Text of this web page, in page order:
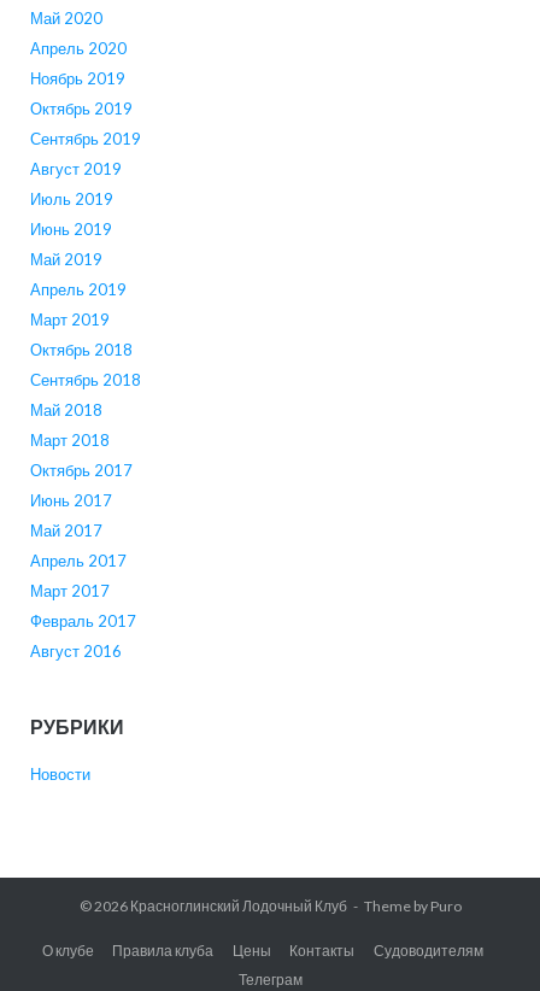
Май 2020
Апрель 2020
Ноябрь 2019
Октябрь 2019
Сентябрь 2019
Август 2019
Июль 2019
Июнь 2019
Май 2019
Апрель 2019
Март 2019
Октябрь 2018
Сентябрь 2018
Май 2018
Март 2018
Октябрь 2017
Июнь 2017
Май 2017
Апрель 2017
Март 2017
Февраль 2017
Август 2016
РУБРИКИ
Новости
© 2026 Красноглинский Лодочный Клуб Theme by Puro
О клубе Правила клуба Цены Контакты
Судоводителям
Телеграм